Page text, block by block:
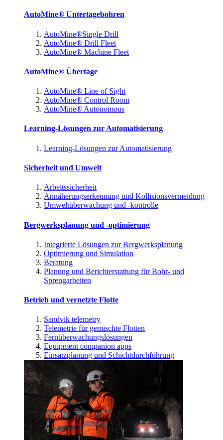
AutoMine® Untertagebohren
AutoMine®Single Drill
AutoMine® Drill Fleet
AutoMine® Machine Fleet
AutoMine® Übertage
AutoMine® Line of Sight
AutoMine® Control Room
AutoMine® Autonomous
Learning-Lösungen zur Automatisierung
Learning-Lösungen zur Automatisierung
Sicherheit und Umwelt
Arbeitssicherheit
Annäherungserkennung und Kollisionsvermeidung
Umweltüberwachung und -kontrolle
Bergwerksplanung und -optimierung
Integrierte Lösungen zur Bergwerksplanung
Optimierung und Simulation
Beratung
Planung und Berichterstattung für Bohr- und
Sprengarbeiten
Betrieb und vernetzte Flotte
Sandvik telemetry
Telemetrie für gemischte Flotten
Fernüberwachungslösungen
Equipment companion apps
Einsatzplanung und Schichtdurchführung